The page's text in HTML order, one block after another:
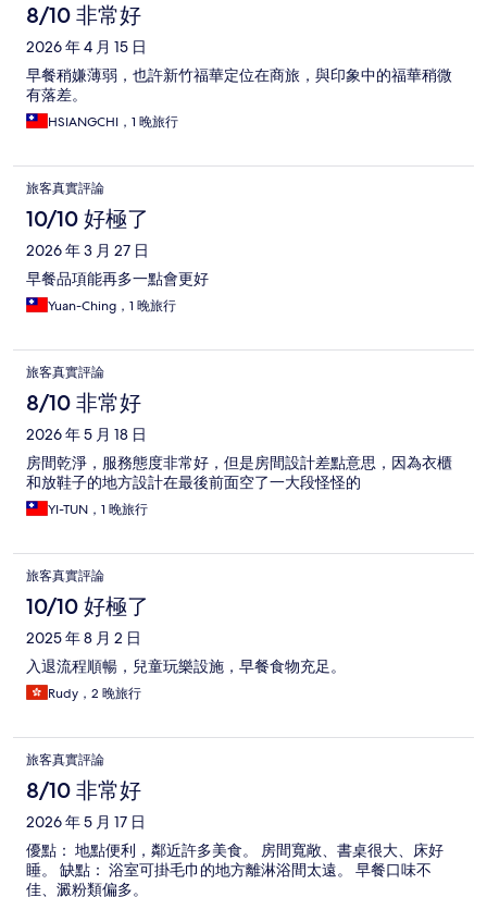
8/10 非常好
2026 年 4 月 15 日
早餐稍嫌薄弱，也許新竹福華定位在商旅，與印象中的福華稍微
有落差。
HSIANGCHI，1 晚旅行
旅客真實評論
10/10 好極了
2026 年 3 月 27 日
早餐品項能再多一點會更好
Yuan-Ching，1 晚旅行
旅客真實評論
8/10 非常好
2026 年 5 月 18 日
房間乾淨，服務態度非常好，但是房間設計差點意思，因為衣櫃
和放鞋子的地方設計在最後前面空了一大段怪怪的
YI-TUN，1 晚旅行
旅客真實評論
10/10 好極了
2025 年 8 月 2 日
入退流程順暢，兒童玩樂設施，早餐食物充足。
Rudy，2 晚旅行
旅客真實評論
8/10 非常好
2026 年 5 月 17 日
優點： 地點便利，鄰近許多美食。 房間寬敞、書桌很大、床好
睡。 缺點： 浴室可掛毛巾的地方離淋浴間太遠。 早餐口味不
佳、澱粉類偏多。